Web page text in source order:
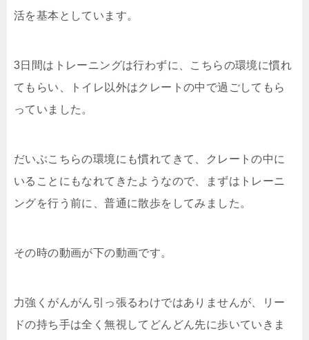
活を基本としています。
3日間はトレーニングは行わずに、こちらの環境に慣れ
てもらい、トイレ以外はクレートの中で過ごしてもら
っていました。
だいぶこちらの環境にも慣れてきて、クレートの中に
いることにもなれてきたようなので、まずはトレーニ
ングを行う前に、普通に散歩をしてみました。
その時の動画が下の動画です。
力強くがんがん引っ張るわけではありませんが、リー
ドの持ち手は全く無視してどんどん先に歩いていきま